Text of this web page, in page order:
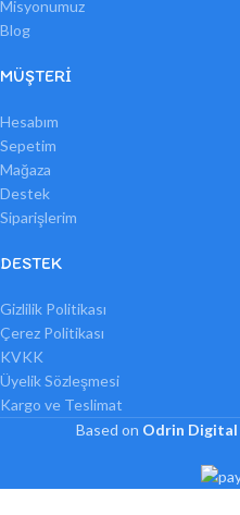
Misyonumuz
Blog
MÜŞTERI
Hesabım
Sepetim
Mağaza
Destek
Siparişlerim
DESTEK
Gizlilik Politikası
Çerez Politikası
KVKK
Üyelik Sözleşmesi
Kargo ve Teslimat
Based on Odrin Digital